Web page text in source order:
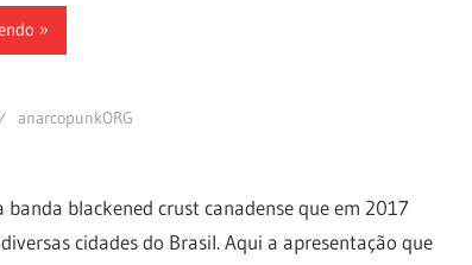
anarcopunkORG
banda blackened crust canadense que em 2017
cidades do Brasil. Aqui a apresentação que